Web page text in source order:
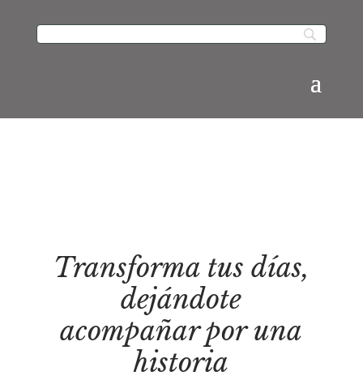
Transforma tus días,
dejándote
acompañar por una
historia